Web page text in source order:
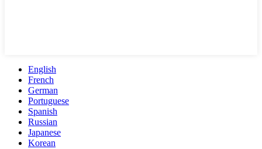
English
French
German
Portuguese
Spanish
Russian
Japanese
Korean